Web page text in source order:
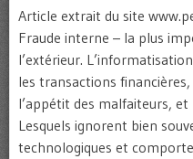
Article extrait du site
Fraude interne – la plus
l’extérieur.
les transactions
l’appétit des malfaiteurs,
Lesquels ignorent bien
technologiques et